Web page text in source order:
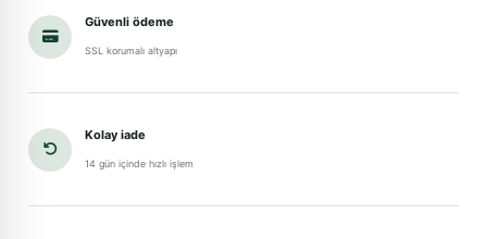
Güvenli ödeme
SSL korumalı altyapı
Kolay iade
14 gün içinde hızlı işlem